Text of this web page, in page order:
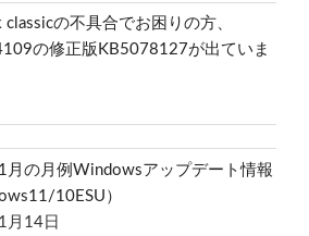
の不具合でお困りの方、
の修正版KB5078127が出ていま
月の月例Windowsアップデート情報
10ESU）
月14日